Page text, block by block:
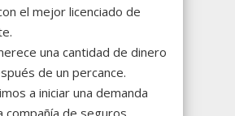
el mejor licenciado de
una cantidad de dinero
de un percance.
a iniciar una demanda
compañía de seguros.